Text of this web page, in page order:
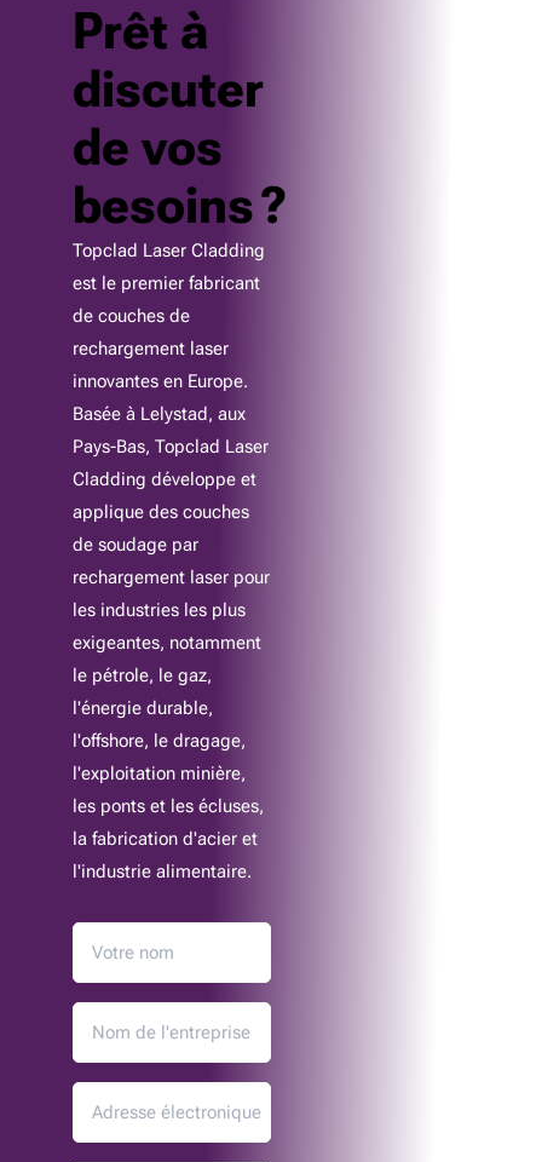
Prêt à
discuter
de vos
besoins ?
Topclad Laser Cladding
est le premier fabricant
de couches de
rechargement laser
innovantes en Europe.
Basée à Lelystad, aux
Pays-Bas, Topclad Laser
Cladding développe et
applique des couches
de soudage par
rechargement laser pour
les industries les plus
exigeantes, notamment
le pétrole, le gaz,
l'énergie durable,
l'offshore, le dragage,
l'exploitation minière,
les ponts et les écluses,
la fabrication d'acier et
l'industrie alimentaire.